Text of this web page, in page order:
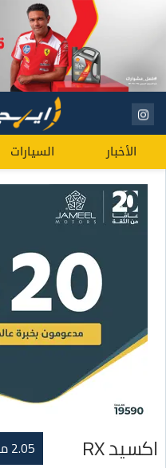
الأخبار السيارات
اكسيد RX 2.05 مليون ~ 2.45 مليون